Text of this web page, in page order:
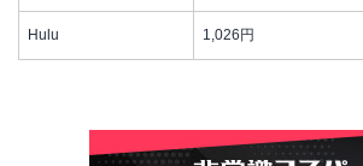
Hulu 1,026円